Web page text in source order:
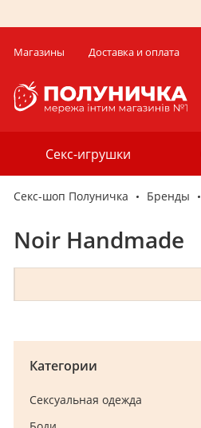
Магазины Доставка и оплата
Секс-игрушки
Секс-шоп Полуничка Бренды
Noir Handmade
Категории
Сексуальная одежда